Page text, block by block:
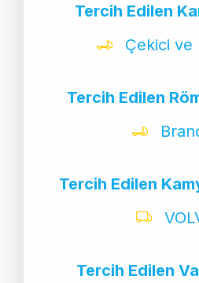
Tercih Edilen
Çekici ve
Tercih Edilen
Tercih Edilen
Tercih Edilen